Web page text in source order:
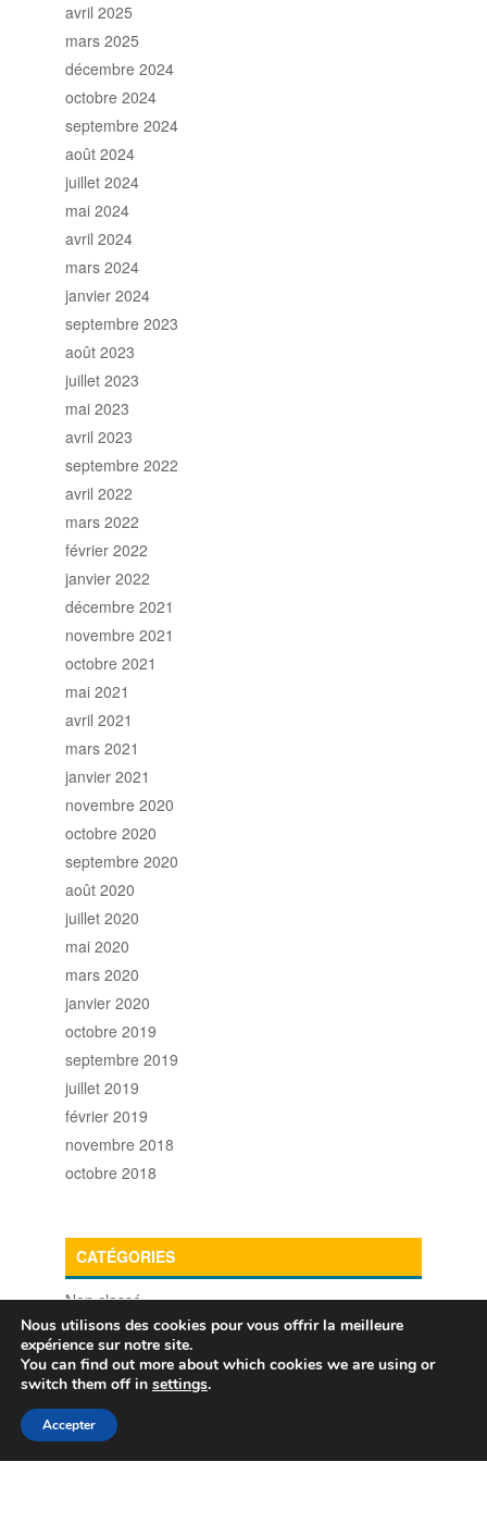
avril 2025
mars 2025
décembre 2024
octobre 2024
septembre 2024
août 2024
juillet 2024
mai 2024
avril 2024
mars 2024
janvier 2024
septembre 2023
août 2023
juillet 2023
mai 2023
avril 2023
septembre 2022
avril 2022
mars 2022
février 2022
janvier 2022
décembre 2021
novembre 2021
octobre 2021
mai 2021
avril 2021
mars 2021
janvier 2021
novembre 2020
octobre 2020
septembre 2020
août 2020
juillet 2020
mai 2020
mars 2020
janvier 2020
octobre 2019
septembre 2019
juillet 2019
février 2019
novembre 2018
octobre 2018
CATÉGORIES
Non classé
Nous utilisons des cookies pour vous offrir la meilleure
expérience sur notre site.
You can find out more about which cookies we are using or
switch them off in settings.
Accepter